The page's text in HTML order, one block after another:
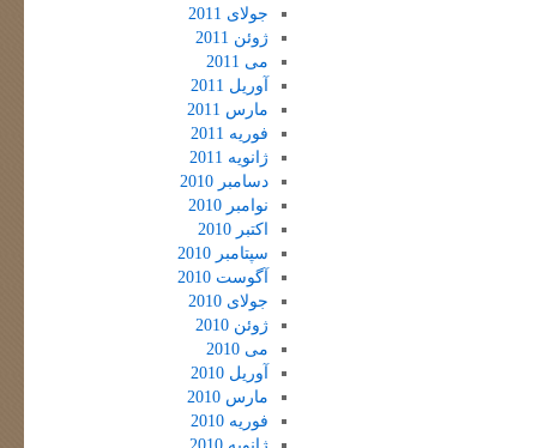
جولای 2011
ژوئن 2011
می 2011
آوریل 2011
مارس 2011
فوریه 2011
ژانویه 2011
دسامبر 2010
نوامبر 2010
اکتبر 2010
سپتامبر 2010
آگوست 2010
جولای 2010
ژوئن 2010
می 2010
آوریل 2010
مارس 2010
فوریه 2010